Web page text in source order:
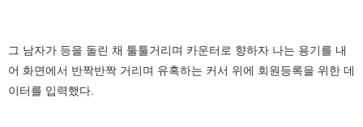
그 남자가 등을 돌린 채 툴툴거리며 카운터로 향하자 나는 용기를 내
어 화면에서 반짝반짝 거리며 유혹하는 커서 위에 회원등록을 위한 데
이터를 입력했다.